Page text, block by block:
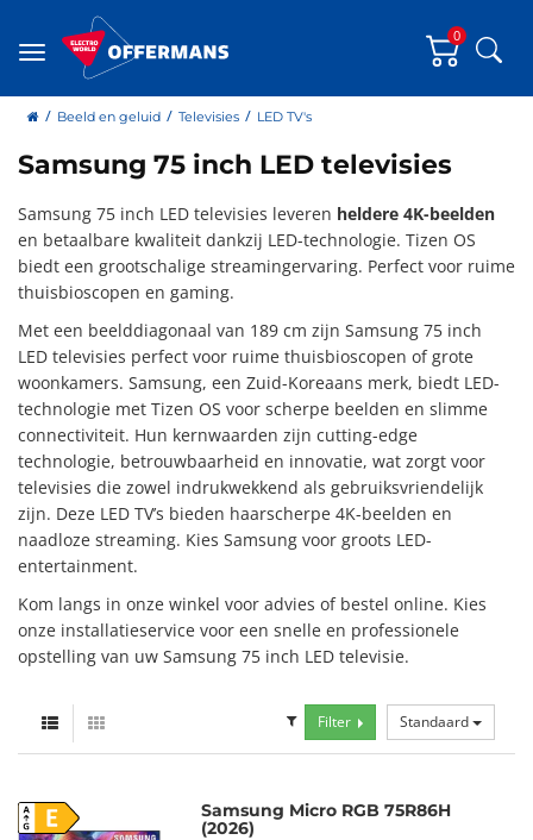
Menu
0
homeBeeld en geluid Televisies LED TV's
Samsung 75 inch LED televisies
Samsung 75 inch LED televisies leveren heldere 4K-beelden
en betaalbare kwaliteit dankzij LED-technologie. Tizen OS
biedt een grootschalige streamingervaring. Perfect voor ruime
thuisbioscopen en gaming.
Met een beelddiagonaal van 189 cm zijn Samsung 75 inch
LED televisies perfect voor ruime thuisbioscopen of grote
woonkamers. Samsung, een Zuid-Koreaans merk, biedt LED-
technologie met Tizen OS voor scherpe beelden en slimme
connectiviteit. Hun kernwaarden zijn cutting-edge
technologie, betrouwbaarheid en innovatie, wat zorgt voor
televisies die zowel indrukwekkend als gebruiksvriendelijk
zijn. Deze LED TV’s bieden haarscherpe 4K-beelden en
naadloze streaming. Kies Samsung voor groots LED-
entertainment.
Kom langs in onze winkel voor advies of bestel online. Kies
onze installatieservice voor een snelle en professionele
opstelling van uw Samsung 75 inch LED televisie.
Filter Standaard
Samsung Micro RGB 75R86H
(2026)